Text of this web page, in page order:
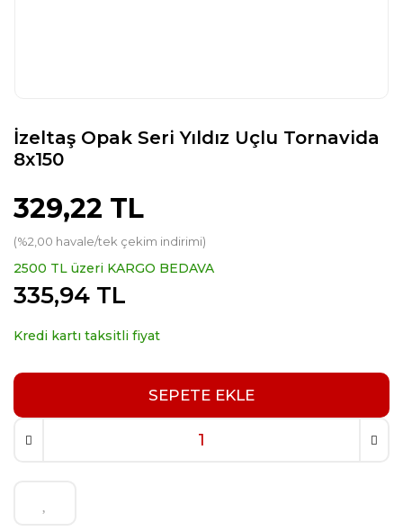
İzeltaş Opak Seri Yıldız Uçlu Tornavida
8x150
329,22 TL
(%2,00 havale/tek çekim indirimi)
2500 TL üzeri KARGO BEDAVA
335,94 TL
Kredi kartı taksitli fiyat
SEPETE EKLE